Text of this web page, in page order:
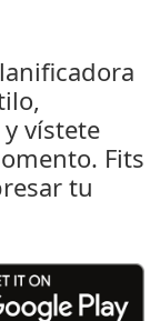
vístete
Fits
tu